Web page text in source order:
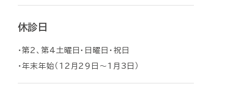
休診日
・第2、第4土曜日・日曜日・祝日
・年末年始（12月29日〜1月3日）